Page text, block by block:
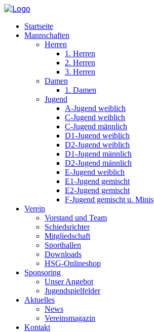
Startseite
Mannschaften
Herren
1. Herren
2. Herren
3. Herren
Damen
1. Damen
Jugend
A-Jugend weiblich
C-Jugend weiblich
C-Jugend männlich
D1-Jugend weiblich
D2-Jugend weiblich
D1-Jugend männlich
D2-Jugend männlich
E-Jugend weiblich
E1-Jugend gemischt
E2-Jugend gemischt
F-Jugend gemischt u. Minis
Verein
Vorstand und Team
Schiedsrichter
Mitgliedschaft
Sporthallen
Downloads
HSG-Onlineshop
Sponsoring
Unser Angebot
Jugendspielfelder
Aktuelles
News
Vereinsmagazin
Kontakt